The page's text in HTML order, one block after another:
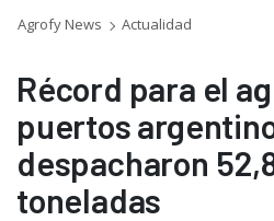
Agrofy News Actualidad
Récord para el
puertos
despacharon
toneladas